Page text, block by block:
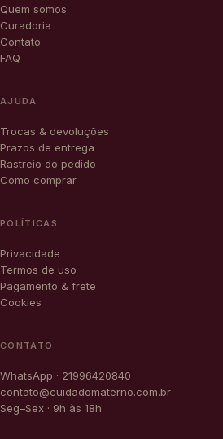
Quem somos
Curadoria
Contato
FAQ
AJUDA
Trocas & devoluções
Prazos de entrega
Rastreio do pedido
Como comprar
POLÍTICAS
Privacidade
Termos de uso
Pagamento & frete
Cookies
CONTATO
WhatsApp · 21996420840
contato@cuidadomaterno.com.br
Seg–Sex · 9h às 18h